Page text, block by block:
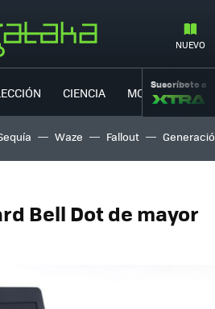
NUEVO
CIENCIA MOVILIDAD
Suscríbete a
Waze Fallout
Bell Dot de mayor